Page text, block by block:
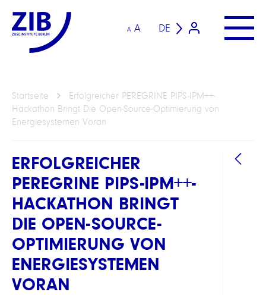
A A DE
Startseite
Erfolgreicher PEREGRINE PIPS-IPM++-
Hackathon Bringt Die Open-Source-Optimierung von
Energiesystemen Voran
ERFOLGREICHER
PEREGRINE PIPS-IPM++-
HACKATHON BRINGT
DIE OPEN-SOURCE-
OPTIMIERUNG VON
ENERGIESYSTEMEN
VORAN